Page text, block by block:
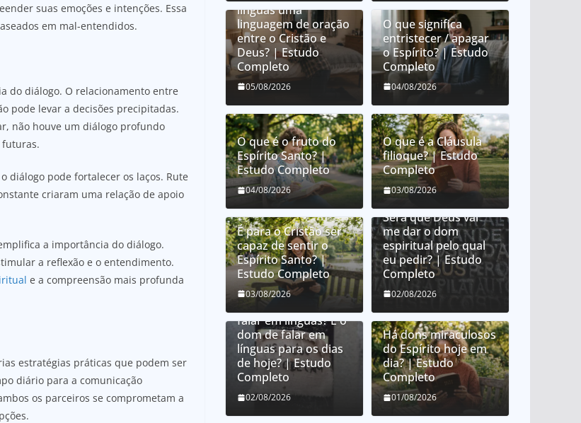
suas emoções e intenções. Essa
em mal-entendidos.
do diálogo. O relacionamento entre
pode levar a decisões precipitadas.
não houve um diálogo profundo
futuras.
diálogo pode fortalecer os laços. Rute
criaram uma relação de apoio
a importância do diálogo.
a reflexão e o entendimento.
e a compreensão mais profunda
estratégias práticas que podem ser
diário para a comunicação
os parceiros se comprometam a
línguas uma
linguagem de oração
entre o Cristão e
Deus? | Estudo
Completo
05/08/2026
O que significa
entristecer / apagar
o Espírito? | Estudo
Completo
04/08/2026
O que é o fruto do
Espírito Santo? |
Estudo Completo
04/08/2026
O que é a Cláusula
filioque? | Estudo
Completo
03/08/2026
É para o Cristão ser
capaz de sentir o
Espírito Santo? |
Estudo Completo
03/08/2026
Como Deus distribui
Será que Deus vai
me dar o dom
espiritual pelo qual
eu pedir? | Estudo
Completo
02/08/2026
falar em línguas? É o
dom de falar em
línguas para os dias
de hoje? | Estudo
Completo
02/08/2026
Há dons miraculosos
do Espírito hoje em
dia? | Estudo
Completo
01/08/2026